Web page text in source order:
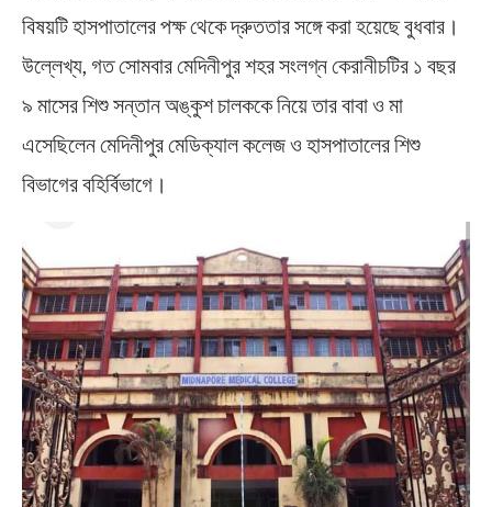
বিষয়টি হাসপাতালের পক্ষ থেকে দ্রুততার সঙ্গে করা হয়েছে বুধবার।
উল্লেখ্য, গত সোমবার মেদিনীপুর শহর সংলগ্ন কেরানীচটির ১ বছর
৯ মাসের শিশু সন্তান অঙ্কুশ চালককে নিয়ে তার বাবা ও মা
এসেছিলেন মেদিনীপুর মেডিক্যাল কলেজ ও হাসপাতালের শিশু
বিভাগের বহির্বিভাগে।